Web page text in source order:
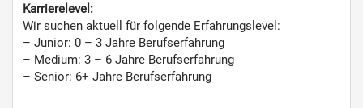
Karrierelevel:
Wir suchen aktuell für folgende Erfahrungslevel:
– Junior: 0 – 3 Jahre Berufserfahrung
– Medium: 3 – 6 Jahre Berufserfahrung
– Senior: 6+ Jahre Berufserfahrung